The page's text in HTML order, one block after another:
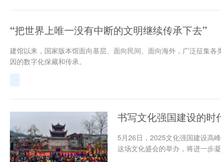
“把世界上唯一没有中断的文明继续传承下去”
建馆以来，国家版本馆面向基层、面向民间、面向海外，广泛征集
因的数字化保藏和传承。
书写文化强国建设的时
5月26日，2025文化强国建设高
这场文化盛会的举办，将进一步